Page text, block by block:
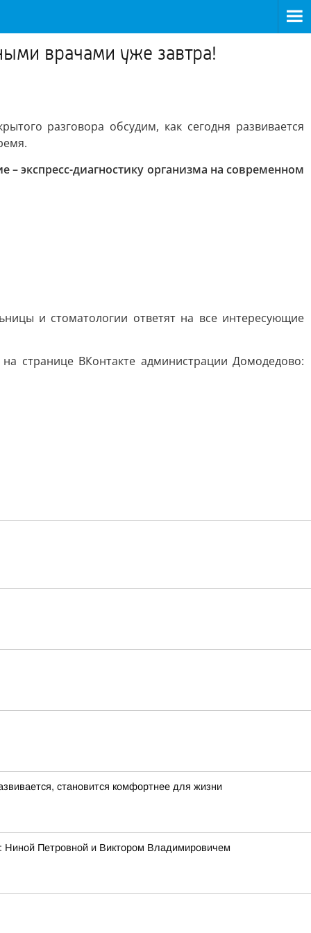
врачами уже завтра!
разговора обсудим, как сегодня развивается
экспресс-диагностику организма на современном
и стоматологии ответят на все интересующие
странице ВКонтакте администрации Домодедово:
становится комфортнее для жизни
Ниной Петровной и Виктором Владимировичем